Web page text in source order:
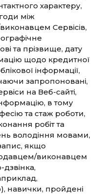
характеру,
між
Сервісів,
та прізвище, дату
щодо кредитної
інформації,
запропоновані,
на Веб-сайті,
в тому
та стаж роботи,
робіт та
володіння мовами,
якщо
виконавцем
дзвінка,
навички, пройдені